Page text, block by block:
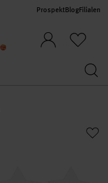
ProspektBlogFilialen